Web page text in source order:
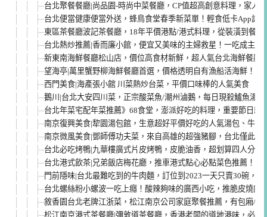
台北聚餐餐廳|尚品園-時尚中菜餐廳，CP值超高創意料理，家人
台北便當健康便當外送，蜂鳥食堂春季新菜單！輕食低卡App訂
東區茶餐廳波記茶餐廳，18年平價港點/港式料理，從裝潢到餐點
台北熱炒推薦|香而廉小館，便宜又美味的主婦救星！一吃成主顧
新東南海鮮餐廳松山店，價位高食材新鮮，超人氣台北海鮮餐廳/
望海亭|萬里蟹野柳海鮮餐廳首選，價格透明自有漁船活海鮮！北
西門美食|海產張小館 川菜熱炒台菜，平價口味棒的人氣美食
鵝川|台北大安四川菜，正宗酸菜魚/潮州滷鵝，每日現殺鱸魚湯
台北年菜宅配年菜推薦》68食堂，澎派好吃的料理，重要節日就
南京復興美食|犂園湯包館，生意超好平價好吃的人氣湯包、牛肉
南京微風美食|鄧師傅功夫菜，來自高雄的超強豬腳，台北僅此一
台北必吃烤鴨|九華樓廣式片皮烤鴨，皮脆油香，超划算四人分享
台北港式飲茶|兄弟飯店梅花廳，推車港式點心必點菜色推薦！菜
門前隱味|台北最難吃到的牛肉麵，訂位到2023一天只賣30碗，
台北螺絲粉小螺波一吃上癮！酸辣夠味的廣西小吃，推脆皮燒肉
敘香園台北老牌江浙菜，松江南京公司家庭聚餐推薦，有包廂/投
松江南京港式茶餐廳|彌敦道茶餐廳，香港老闆的道地港味，必點